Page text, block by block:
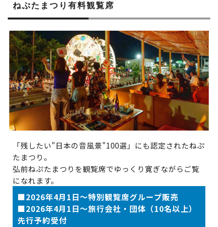
ねぷたまつり有料観覧席
「残したい"日本の音風景"100選」にも認定されたねぷ
たまつり。
弘前ねぷたまつりを観覧席でゆっくり寛ぎながらご覧
になれます。
■2026年4月1日～特別観覧席グループ販売
■2026年4月1日～旅行会社・団体（10名以上）
先行予約受付